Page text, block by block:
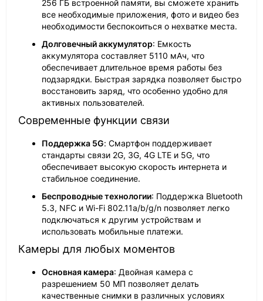
256 ГБ встроенной памяти, вы сможете хранить
все необходимые приложения, фото и видео без
необходимости беспокоиться о нехватке места.
Долговечный аккумулятор: Емкость
аккумулятора составляет 5110 мАч, что
обеспечивает длительное время работы без
подзарядки. Быстрая зарядка позволяет быстро
восстановить заряд, что особенно удобно для
активных пользователей.
Современные функции связи
Поддержка 5G: Смартфон поддерживает
стандарты связи 2G, 3G, 4G LTE и 5G, что
обеспечивает высокую скорость интернета и
стабильное соединение.
Беспроводные технологии: Поддержка Bluetooth
5.3, NFC и Wi-Fi 802.11a/b/g/n позволяет легко
подключаться к другим устройствам и
использовать мобильные платежи.
Камеры для любых моментов
Основная камера: Двойная камера с
разрешением 50 МП позволяет делать
качественные снимки в различных условиях